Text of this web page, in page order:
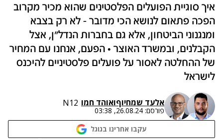
איך סוגיית הפועלים הפלסטינים שהוא מכיר מקרוב
הפכה פתאום לנושא הכי מדובר - לא רק בצבא
ומנגנוני הביטחון, אלא גם בחברות הנדל"ן, אצל
הקבלנים, ובמשרד האוצר • הפעם, אנחנו עם המחיר
של ההחלטה לאסור על פועלים פלסטיניים להיכנס
לישראל
אלעד שמחיוףואוהד חמו N12
פורסם: 26.08.24, 03:38
עקבו אחרינו בגוגל